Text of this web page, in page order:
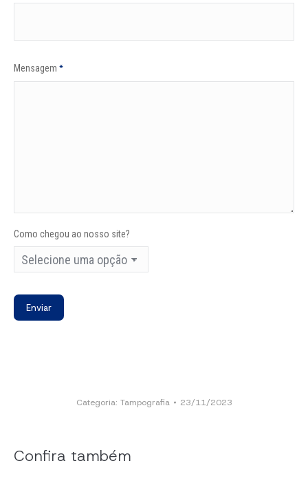
Mensagem *
Como chegou ao nosso site?
Categoria: Tampografia 23/11/2023
Confira também